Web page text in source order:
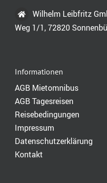
Wilhelm Leibfritz
Weg 1/1, 72820
Informationen
AGB Mietomnibus
AGB Tagesreisen
Reisebedingungen
Impressum
Datenschutzerklärung
Kontakt